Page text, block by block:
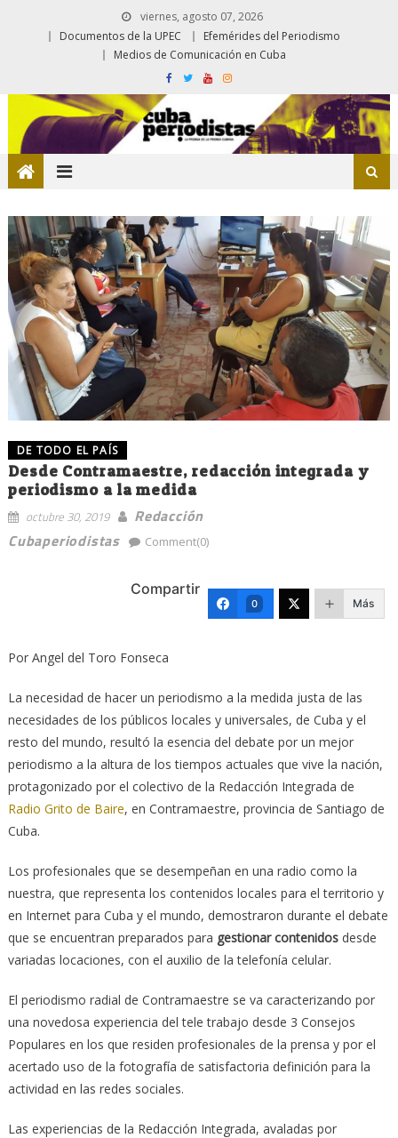
viernes, agosto 07, 2026
Documentos de la UPEC
Efemérides del Periodismo
Medios de Comunicación en Cuba
DE TODO EL PAÍS
Desde Contramaestre, redacción integrada y
periodismo a la medida
octubre 30, 2019
Redacción
Cubaperiodistas
Comment(0)
Compartir
0 Más
Por Angel del Toro Fonseca
La necesidad de hacer un periodismo a la medida justa de las
necesidades de los públicos locales y universales, de Cuba y el
resto del mundo, resultó la esencia del debate por un mejor
periodismo a la altura de los tiempos actuales que vive la nación,
protagonizado por el colectivo de la Redacción Integrada de
Radio Grito de Baire, en Contramaestre, provincia de Santiago de
Cuba.
Los profesionales que se desempeñan en una radio como la
nuestra, que representa los contenidos locales para el territorio y
en Internet para Cuba y el mundo, demostraron durante el debate
que se encuentran preparados para gestionar contenidosdesde
variadas locaciones, con el auxilio de la telefonía celular.
El periodismo radial de Contramaestre se va caracterizando por
una novedosa experiencia del tele trabajo desde 3 Consejos
Populares en los que residen profesionales de la prensa y por el
acertado uso de la fotografía de satisfactoria definición para la
actividad en las redes sociales.
Las experiencias de la Redacción Integrada, avaladas por